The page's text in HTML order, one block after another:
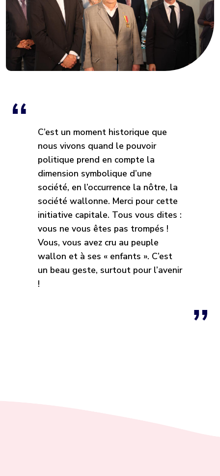
C’est un moment historique que
nous vivons quand le pouvoir
politique prend en compte la
dimension symbolique d’une
société, en l’occurrence la nôtre, la
société wallonne. Merci pour cette
initiative capitale. Tous vous dites :
vous ne vous êtes pas trompés !
Vous, vous avez cru au peuple
wallon et à ses « enfants ». C’est
un beau geste, surtout pour l’avenir
!